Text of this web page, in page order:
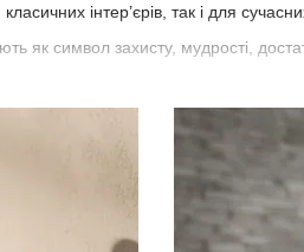
інтер’єрів, так і для
як символ захисту, мудрості,
(підбірки)